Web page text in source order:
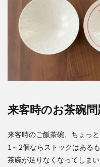
来客時のお茶碗
来客時のご飯茶碗、ちょっ
1～2個ならストックはある
茶碗が足りなくなってしま